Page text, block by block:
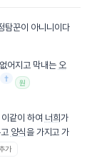
탐꾼이 아니니이다
어지고 막내는오
† 원
같이 하여 너희가
양식을 가지고 가
가